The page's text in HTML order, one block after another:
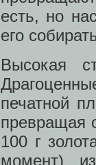
есть, но
его
Высокая
печатной
превращая
100 г
момент)